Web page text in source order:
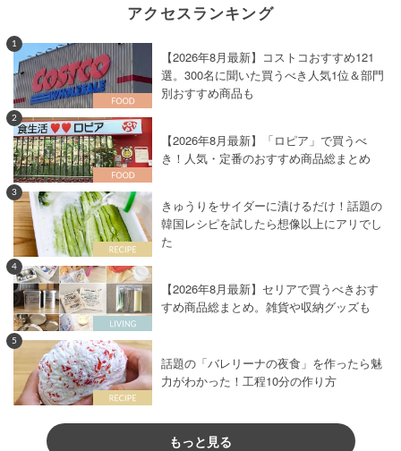
アクセスランキング
1
【2026年8月最新】コストコおすすめ121
選。300名に聞いた買うべき人気1位＆部門
別おすすめ商品も
2
【2026年8月最新】「ロピア」で買うべ
き！人気・定番のおすすめ商品総まとめ
3
きゅうりをサイダーに漬けるだけ！話題の
韓国レシピを試したら想像以上にアリでし
た
4
【2026年8月最新】セリアで買うべきおす
すめ商品総まとめ。雑貨や収納グッズも
5
話題の「バレリーナの夜食」を作ったら魅
力がわかった！工程10分の作り方
もっと見る